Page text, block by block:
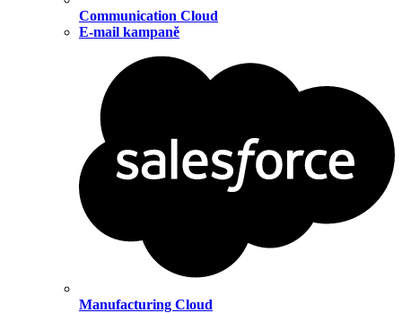
Communication Cloud
E-mail kampaně
Manufacturing Cloud